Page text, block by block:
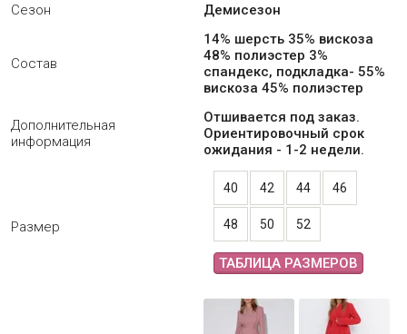
Сезон
Демисезон
Состав
14% шерсть 35% вискоза
48% полиэстер 3%
спандекс, подкладка- 55%
вискоза 45% полиэстер
Дополнительная
информация
Отшивается под заказ.
Ориентировочный срок
ожидания - 1-2 недели.
Размер
40 42 44 46
48 50 52
ТАБЛИЦА РАЗМЕРОВ